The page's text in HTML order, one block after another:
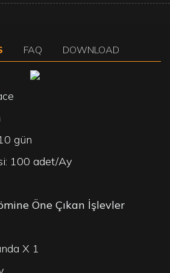
FAQ DOWNLOAD
gün
100 adet/Ay
Öne Çıkan İşlevler
X 1